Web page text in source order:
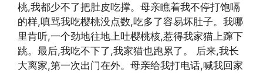
桃,我都少不了把肚皮吃撑。母亲瞧着我不停打饱嗝
的样,嗔骂我吃樱桃没点数,吃多了容易坏肚子。我哪
里肯听,一个劲地往地上吐樱桃核,惹得我家猫上蹿下
跳。最后,我吃不下了,我家猫也跑累了。 后来,我长
大离家,第一次出门在外。母亲给我打电话,喊我回家